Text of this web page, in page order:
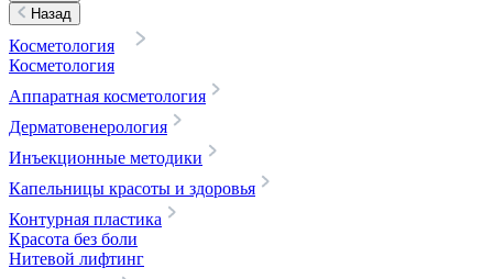
Назад
Косметология
Косметология
Аппаратная косметология
Дерматовенерология
Инъекционные методики
Капельницы красоты и здоровья
Контурная пластика
Красота без боли
Нитевой лифтинг